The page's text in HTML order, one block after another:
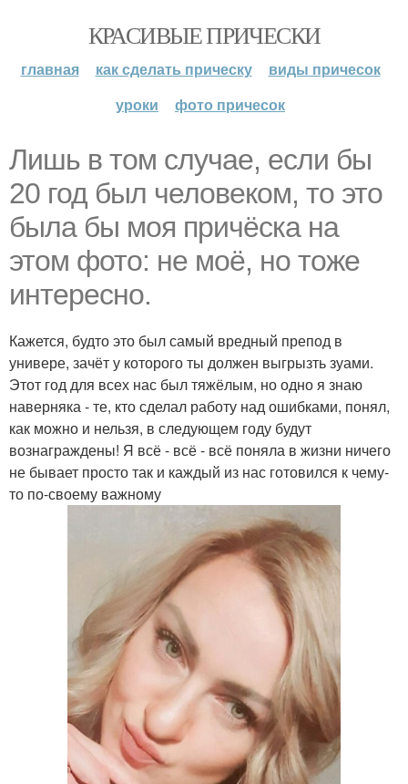
КРАСИВЫЕ ПРИЧЕСКИ
главная как сделать прическу
виды причесок
уроки
фото причесок
Лишь в том случае, если бы
20 год был человеком, то это
была бы моя причёска на
этом фото: не моё, но тоже
интересно.
Кажется, будто это был самый вредный препод в
универе, зачёт у которого ты должен выгрызть зуами.
Этот год для всех нас был тяжёлым, но одно я знаю
наверняка - те, кто сделал работу над ошибками, понял,
как можно и нельзя, в следующем году будут
вознаграждены! Я всё - всё - всё поняла в жизни ничего
не бывает просто так и каждый из нас готовился к чему-
то по-своему важному